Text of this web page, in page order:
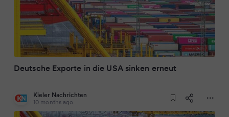
Deutsche Exporte in die USA sinken erneut
Kieler Nachrichten
10 months ago